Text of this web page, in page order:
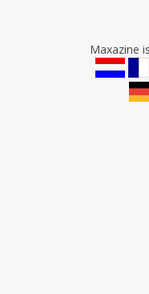
Maxazine